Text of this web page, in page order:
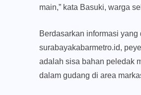
main,” kata Basuki, warga
Berdasarkan informasi
surabayakabarmetro.id,
adalah sisa bahan peledak
dalam gudang di area